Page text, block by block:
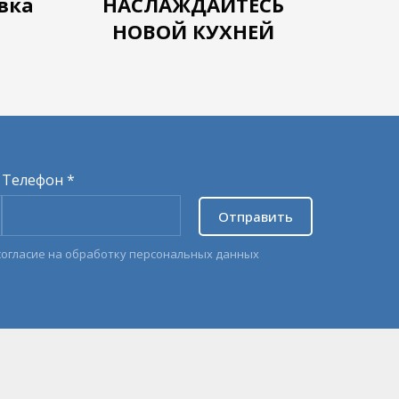
НОВОЙ КУХНЕЙ
Телефон *
Отправить
на обработку персональных данных